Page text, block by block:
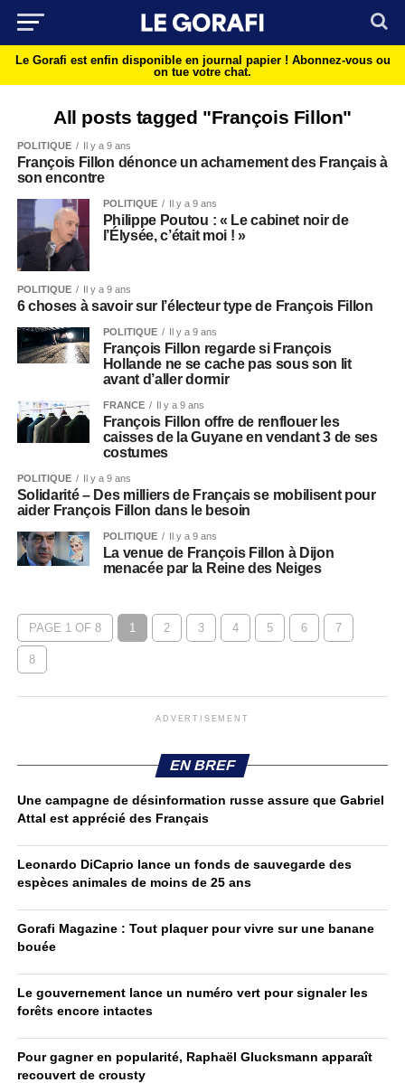
Le Gorafi est enfin disponible en journal papier ! Abonnez-vous ou
on tue votre chat.
All posts tagged "François Fillon"
POLITIQUE Il y a 9 ans
François Fillon dénonce un acharnement des Français à
son encontre
POLITIQUE Il y a 9 ans
Philippe Poutou : « Le cabinet noir de
l’Élysée, c’était moi ! »
POLITIQUE Il y a 9 ans
6 choses à savoir sur l’électeur type de François Fillon
POLITIQUE Il y a 9 ans
François Fillon regarde si François
Hollande ne se cache pas sous son lit
avant d’aller dormir
FRANCE Il y a 9 ans
François Fillon offre de renflouer les
caisses de la Guyane en vendant 3 de ses
costumes
POLITIQUE Il y a 9 ans
Solidarité – Des milliers de Français se mobilisent pour
aider François Fillon dans le besoin
POLITIQUE Il y a 9 ans
La venue de François Fillon à Dijon
menacée par la Reine des Neiges
PAGE 1 OF 8 1 2 3 4 5 6 7
8
ADVERTISEMENT
EN BREF
Une campagne de désinformation russe assure que Gabriel
Attal est apprécié des Français
Leonardo DiCaprio lance un fonds de sauvegarde des
espèces animales de moins de 25 ans
Gorafi Magazine : Tout plaquer pour vivre sur une banane
bouée
Le gouvernement lance un numéro vert pour signaler les
forêts encore intactes
Pour gagner en popularité, Raphaël Glucksmann apparaît
recouvert de crousty